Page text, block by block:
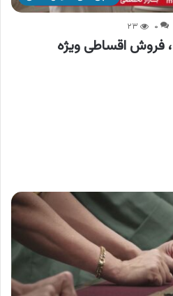
۰ ۲۳
، فروش اقساطی ویژه